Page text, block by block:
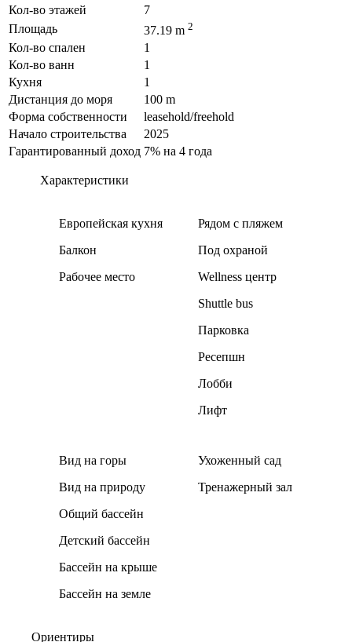
Кол-во этажей
7
Площадь
37.19 m 2
Кол-во спален
1
Кол-во ванн
1
Кухня
1
Дистанция до моря
100 m
Форма собственности
leasehold/freehold
Начало строительства
2025
Гарантированный доход 7% на 4 года
Характеристики
Европейская кухня
Балкон
Рабочее место
Рядом с пляжем
Под охраной
Wellness центр
Shuttle bus
Парковка
Ресепшн
Лобби
Лифт
Вид на горы
Вид на природу
Общий бассейн
Детский бассейн
Бассейн на крыше
Бассейн на земле
Ухоженный сад
Тренажерный зал
Ориентиры